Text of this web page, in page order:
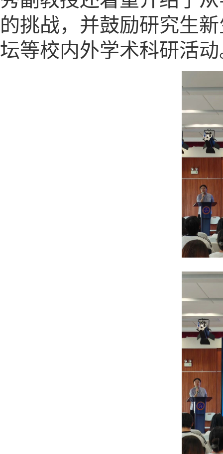
的挑战，并鼓励研究生
坛等校内外学术科研活